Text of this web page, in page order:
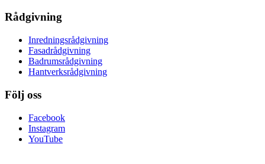
Rådgivning
Inredningsrådgivning
Fasadrådgivning
Badrumsrådgivning
Hantverksrådgivning
Följ oss
Facebook
Instagram
YouTube